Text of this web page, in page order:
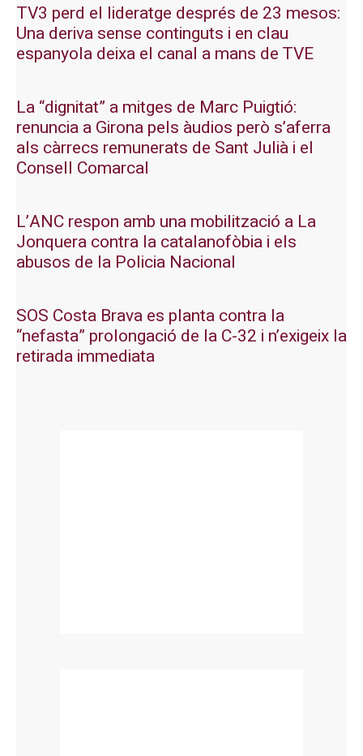
TV3 perd el lideratge després de 23 mesos:
Una deriva sense continguts i en clau
espanyola deixa el canal a mans de TVE
La “dignitat” a mitges de Marc Puigtió:
renuncia a Girona pels àudios però s’aferra
als càrrecs remunerats de Sant Julià i el
Consell Comarcal
L’ANC respon amb una mobilització a La
Jonquera contra la catalanofòbia i els
abusos de la Policia Nacional
SOS Costa Brava es planta contra la
“nefasta” prolongació de la C-32 i n’exigeix la
retirada immediata